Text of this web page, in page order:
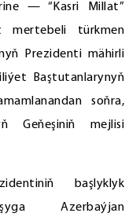
— “Kasri Millat”
mertebeli türkmen
Prezidenti mähirli
Baştutanlarynyň
soňra,
Geňeşiniň mejlisi
başlyklyk
Azerbaýjan